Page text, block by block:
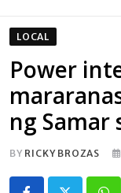
LOCAL
Power
ng Samar
BY RICKY BROZAS